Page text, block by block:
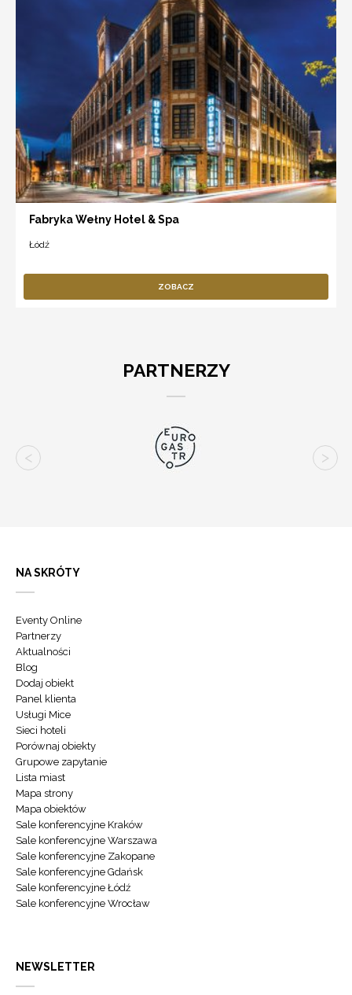
Fabryka Wełny Hotel & Spa
Łódź
ZOBACZ
PARTNERZY
NA SKRÓTY
Eventy Online
Partnerzy
Aktualności
Blog
Dodaj obiekt
Panel klienta
Usługi Mice
Sieci hoteli
Porównaj obiekty
Grupowe zapytanie
Lista miast
Mapa strony
Mapa obiektów
Sale konferencyjne Kraków
Sale konferencyjne Warszawa
Sale konferencyjne Zakopane
Sale konferencyjne Gdańsk
Sale konferencyjne Łódź
Sale konferencyjne Wrocław
NEWSLETTER